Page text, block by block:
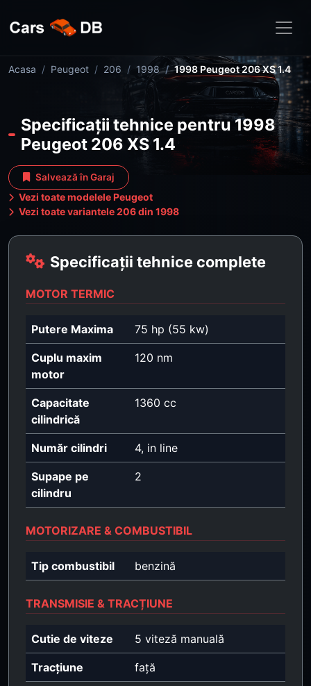
Acasa Peugeot 206 1998 1998 Peugeot 206 XS 1.4
Specificații tehnice pentru 1998
Peugeot 206 XS 1.4
Salvează în Garaj
Vezi toate modelele Peugeot
Vezi toate variantele 206 din 1998
Specificații tehnice complete
MOTOR TERMIC
Putere Maxima 75 hp (55 kw)
Cuplu maxim
motor
120 nm
Capacitate
cilindrică
1360 cc
Număr cilindri 4, in line
Supape pe
cilindru
2
MOTORIZARE & COMBUSTIBIL
Tip combustibil benzină
TRANSMISIE & TRACȚIUNE
Cutie de viteze 5 viteză manuală
Tracțiune față